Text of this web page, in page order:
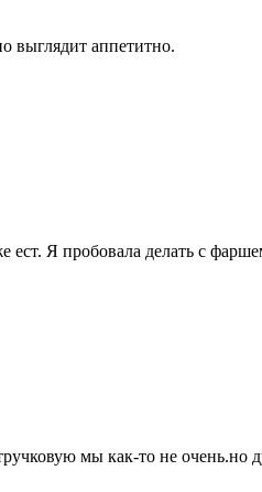
выглядит аппетитно.
Я пробовала делать с
мы как-то не